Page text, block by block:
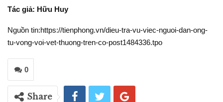
Tác giả: Hữu Huy
Nguồn tin:https://tienphong.vn/dieu-tra-vu-viec-nguoi-dan-ong-
tu-vong-voi-vet-thuong-tren-co-post1484336.tpo
0
Share